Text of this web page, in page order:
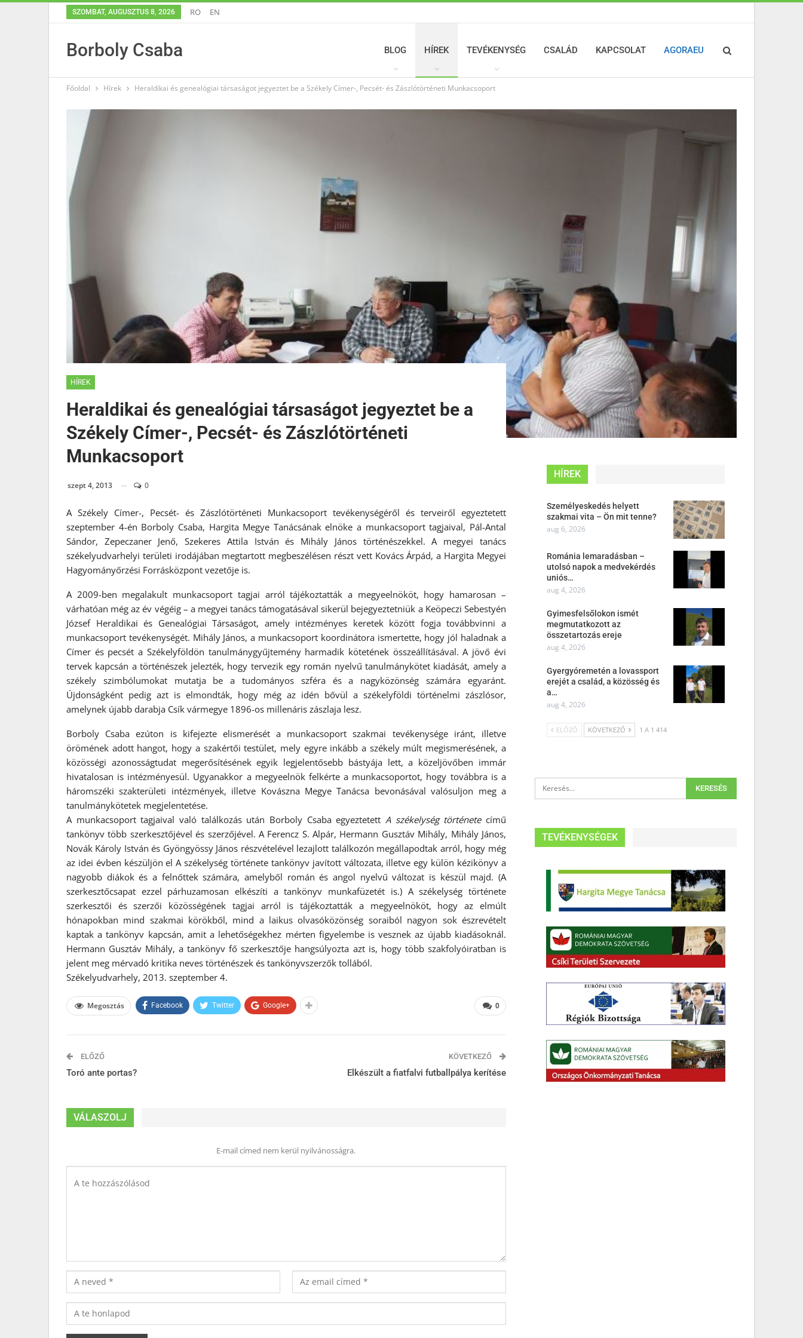
SZOMBAT, AUGUSZTUS 8, 2026 RO EN
Borboly Csaba BLOG HÍREK TEVÉKENYSÉG CSALÁD KAPCSOLAT AGORAEU
Főoldal Hírek Heraldikai és genealógiai társaságot jegyeztet be a Székely Címer-, Pecsét- és Zászlótörténeti Munkacsoport
HÍREK
Heraldikai és genealógiai társaságot jegyeztet be a
Székely Címer-, Pecsét- és Zászlótörténeti
Munkacsoport
szept 4, 2013 0
A Székely Címer-, Pecsét- és Zászlótörténeti Munkacsoport tevékenységéről és terveiről egyeztetett
szeptember 4-én Borboly Csaba, Hargita Megye Tanácsának elnöke a munkacsoport tagjaival, Pál-Antal
Sándor, Zepeczaner Jenő, Szekeres Attila István és Mihály János történészekkel. A megyei tanács
székelyudvarhelyi területi irodájában megtartott megbeszélésen részt vett Kovács Árpád, a Hargita Megyei
Hagyományőrzési Forrásközpont vezetője is.
A 2009-ben megalakult munkacsoport tagjai arról tájékoztatták a megyeelnököt, hogy hamarosan –
várhatóan még az év végéig – a megyei tanács támogatásával sikerül bejegyeztetniük a Keöpeczi Sebestyén
József Heraldikai és Genealógiai Társaságot, amely intézményes keretek között fogja továbbvinni a
munkacsoport tevékenységét. Mihály János, a munkacsoport koordinátora ismertette, hogy jól haladnak a
Címer és pecsét a Székelyföldön tanulmánygyűjtemény harmadik kötetének összeállításával. A jövő évi
tervek kapcsán a történészek jelezték, hogy tervezik egy román nyelvű tanulmánykötet kiadását, amely a
székely szimbólumokat mutatja be a tudományos szféra és a nagyközönség számára egyaránt.
Újdonságként pedig azt is elmondták, hogy még az idén bővül a székelyföldi történelmi zászlósor,
amelynek újabb darabja Csík vármegye 1896-os millenáris zászlaja lesz.
Borboly Csaba ezúton is kifejezte elismerését a munkacsoport szakmai tevékenysége iránt, illetve
örömének adott hangot, hogy a szakértői testület, mely egyre inkább a székely múlt megismerésének, a
közösségi azonosságtudat megerősítésének egyik legjelentősebb bástyája lett, a közeljövőben immár
hivatalosan is intézményesül. Ugyanakkor a megyeelnök felkérte a munkacsoportot, hogy továbbra is a
háromszéki szakterületi intézmények, illetve Kovászna Megye Tanácsa bevonásával valósuljon meg a
tanulmánykötetek megjelentetése.
A munkacsoport tagjaival való találkozás után Borboly Csaba egyeztetett A székelység történetecímű
tankönyv több szerkesztőjével és szerzőjével. A Ferencz S. Alpár, Hermann Gusztáv Mihály, Mihály János,
Novák Károly István és Gyöngyössy János részvételével lezajlott találkozón megállapodtak arról, hogy még
az idei évben készüljön el A székelység története tankönyv javított változata, illetve egy külön kézikönyv a
nagyobb diákok és a felnőttek számára, amelyből román és angol nyelvű változat is készül majd. (A
szerkesztőcsapat ezzel párhuzamosan elkészíti a tankönyv munkafüzetét is.) A székelység története
szerkesztői és szerzői közösségének tagjai arról is tájékoztatták a megyeelnököt, hogy az elmúlt
hónapokban mind szakmai körökből, mind a laikus olvasóközönség soraiból nagyon sok észrevételt
kaptak a tankönyv kapcsán, amit a lehetőségekhez mérten figyelembe is vesznek az újabb kiadásoknál.
Hermann Gusztáv Mihály, a tankönyv fő szerkesztője hangsúlyozta azt is, hogy több szakfolyóiratban is
jelent meg mérvadó kritika neves történészek és tankönyvszerzők tollából.
Székelyudvarhely, 2013. szeptember 4.
0
Megosztás Facebook Twitter Google+
ELŐZŐ
Toró ante portas?
KÖVETKEZŐ
Elkészült a fiatfalvi futballpálya kerítése
VÁLASZOLJ
E-mail címed nem kerül nyilvánosságra.
HÍREK
Személyeskedés helyett
szakmai vita – Ön mit tenne?
aug 6, 2026
Románia lemaradásban –
utolsó napok a medvekérdés
uniós…
aug 4, 2026
Gyimesfelsőlokon ismét
megmutatkozott az
összetartozás ereje
aug 4, 2026
Gyergyóremetén a lovassport
erejét a család, a közösség és
a…
aug 4, 2026
ELŐZŐ KÖVETKEZŐ 1 A 1 414
TEVÉKENYSÉGEK